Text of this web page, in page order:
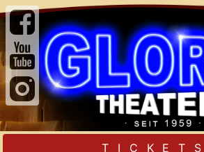
TICKETS